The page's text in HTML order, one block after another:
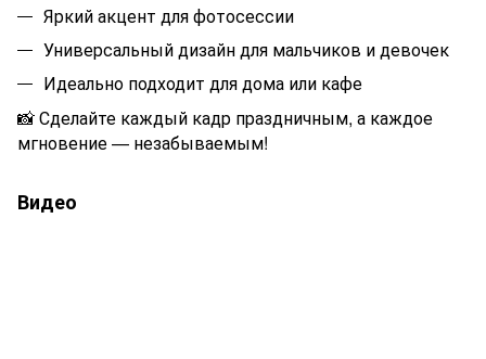
Яркий акцент для фотосессии
Универсальный дизайн для мальчиков и девочек
Идеально подходит для дома или кафе
📸Сделайте каждый кадр праздничным, а каждое
мгновение — незабываемым!
Видео